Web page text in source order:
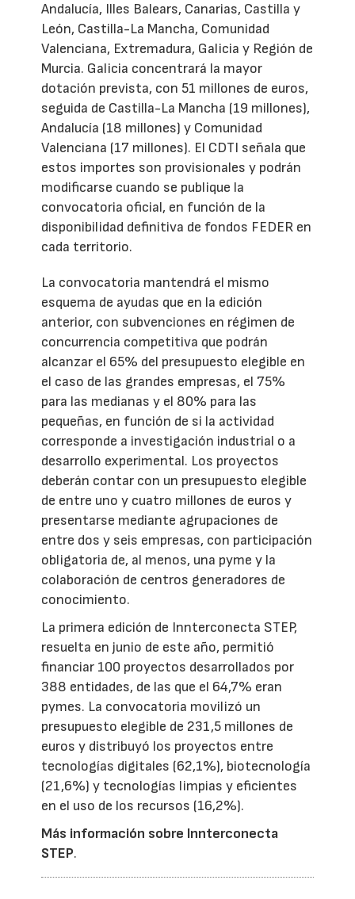
Andalucía, Illes Balears, Canarias, Castilla y
León, Castilla-La Mancha, Comunidad
Valenciana, Extremadura, Galicia y Región de
Murcia. Galicia concentrará la mayor
dotación prevista, con 51 millones de euros,
seguida de Castilla-La Mancha (19 millones),
Andalucía (18 millones) y Comunidad
Valenciana (17 millones). El CDTI señala que
estos importes son provisionales y podrán
modificarse cuando se publique la
convocatoria oficial, en función de la
disponibilidad definitiva de fondos FEDER en
cada territorio.
La convocatoria mantendrá el mismo
esquema de ayudas que en la edición
anterior, con subvenciones en régimen de
concurrencia competitiva que podrán
alcanzar el 65% del presupuesto elegible en
el caso de las grandes empresas, el 75%
para las medianas y el 80% para las
pequeñas, en función de si la actividad
corresponde a investigación industrial o a
desarrollo experimental. Los proyectos
deberán contar con un presupuesto elegible
de entre uno y cuatro millones de euros y
presentarse mediante agrupaciones de
entre dos y seis empresas, con participación
obligatoria de, al menos, una pyme y la
colaboración de centros generadores de
conocimiento.
La primera edición de Innterconecta STEP,
resuelta en junio de este año, permitió
financiar 100 proyectos desarrollados por
388 entidades, de las que el 64,7% eran
pymes. La convocatoria movilizó un
presupuesto elegible de 231,5 millones de
euros y distribuyó los proyectos entre
tecnologías digitales (62,1%), biotecnología
(21,6%) y tecnologías limpias y eficientes
en el uso de los recursos (16,2%).
Más información sobre Innterconecta
STEP.